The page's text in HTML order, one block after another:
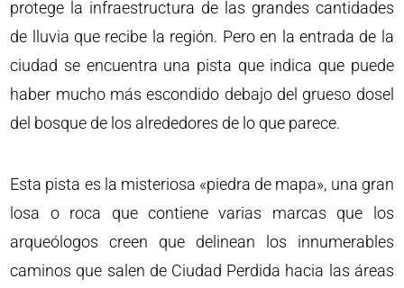
protege la infraestructura de las grandes cantidades
de lluvia que recibe la región. Pero en la entrada de la
ciudad se encuentra una pista que indica que puede
haber mucho más escondido debajo del grueso dosel
del bosque de los alrededores de lo que parece.
Esta pista es la misteriosa «piedra de mapa», una gran
losa o roca que contiene varias marcas que los
arqueólogos creen que delinean los innumerables
caminos que salen de Ciudad Perdida hacia las áreas